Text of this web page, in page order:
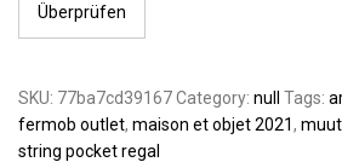
Überprüfen
SKU: 77ba7cd39167Category: null Tags:
fermob outlet, maison et objet 2021,
string pocket regal